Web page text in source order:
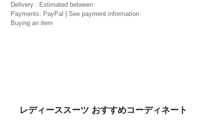
Delivery : Estimated between
Payments: PayPal | See payment information
Buying an item
レディーススーツ おすすめコーディネート